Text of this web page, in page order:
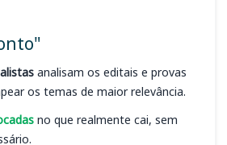
analisam os editais e provas
os temas de maior relevância.
no que realmente cai, sem